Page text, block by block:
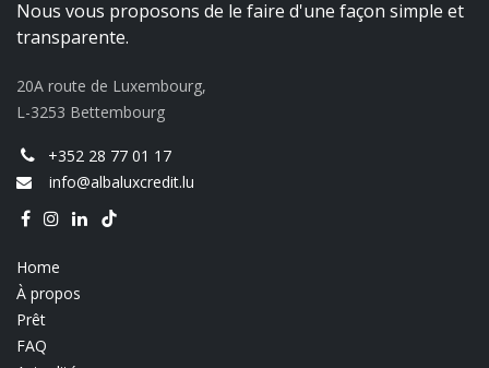
Nous vous proposons de le faire d'une façon simple et
transparente.
20A route de Luxembourg,
L-3253 Bettembourg
+352 28 77 01 17
info@albaluxcredit.lu
Home
À propos
Prêt
FAQ